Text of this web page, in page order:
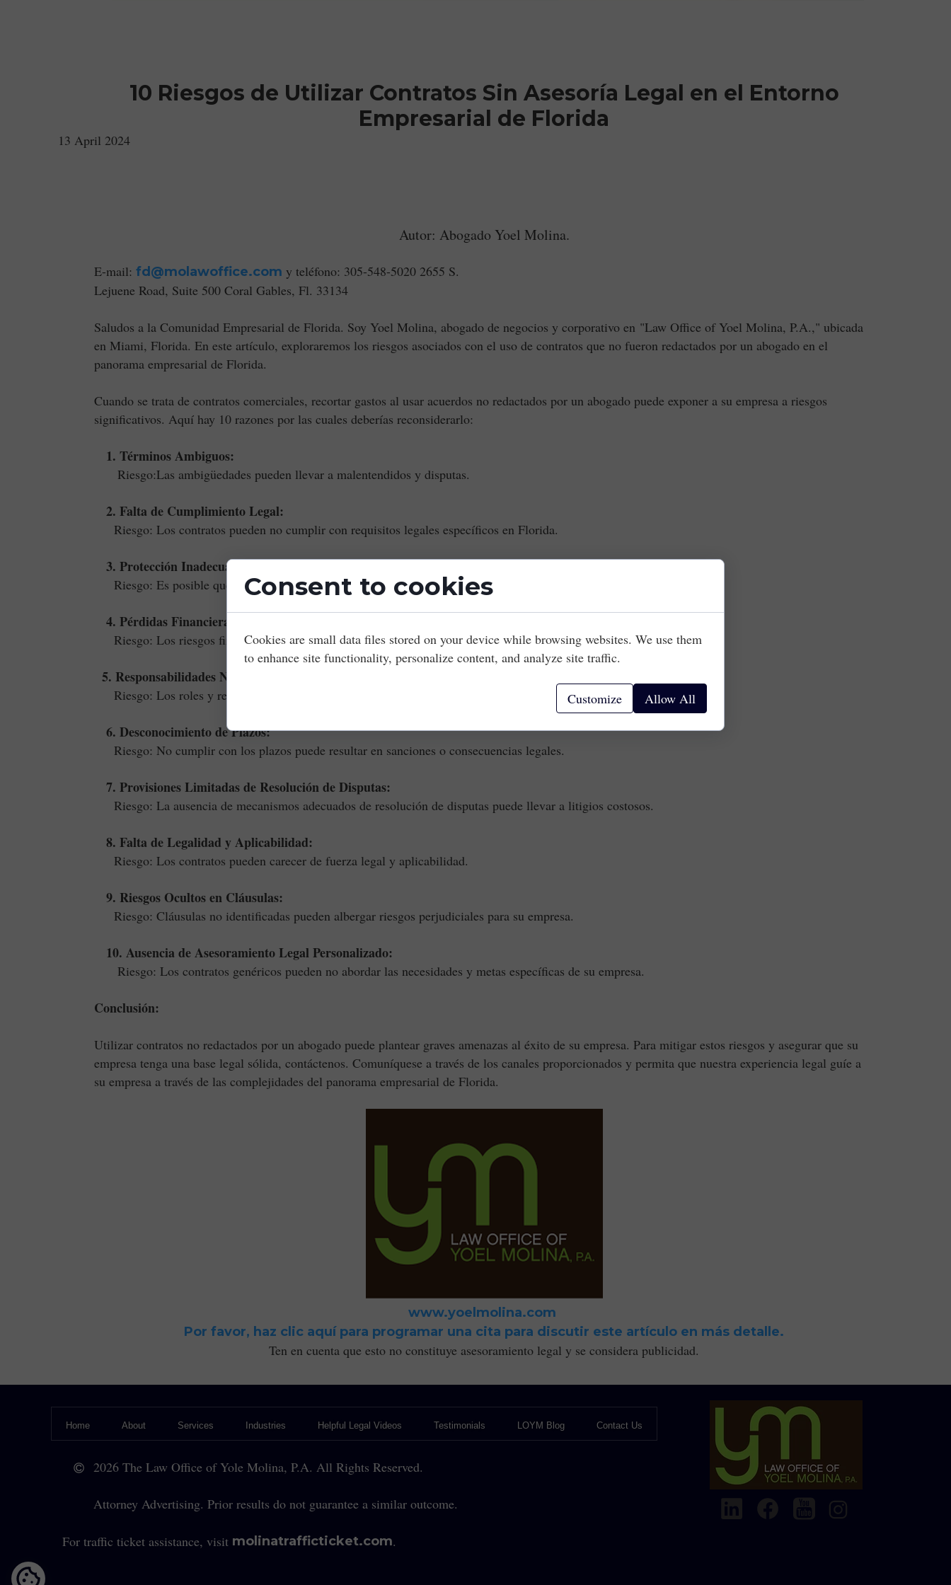
13 April 2024
10 Riesgos de Utilizar Contratos Sin Asesoría Legal en el Entorno
Empresarial de Florida
Autor: Abogado Yoel Molina.
E-mail: fd@molawoffice.com y teléfono: 305-548-5020 2655 S.
Lejuene Road, Suite 500 Coral Gables, Fl. 33134
Saludos a la Comunidad Empresarial de Florida. Soy Yoel Molina, abogado de negocios y corporativo en "Law Office of Yoel Molina, P.A.," ubicada
en Miami, Florida. En este artículo, exploraremos los riesgos asociados con el uso de contratos que no fueron redactados por un abogado en el
panorama empresarial de Florida.
Cuando se trata de contratos comerciales, recortar gastos al usar acuerdos no redactados por un abogado puede exponer a su empresa a riesgos
significativos. Aquí hay 10 razones por las cuales deberías reconsiderarlo:
1. Términos Ambiguos:
Riesgo:Las ambigüedades pueden llevar a malentendidos y disputas.
2. Falta de Cumplimiento Legal:
Riesgo: Los contratos pueden no cumplir con requisitos legales específicos en Florida.
3. Protección Inadecuada de Intereses:
Riesgo: Es posible que sus intereses comerciales no estén adecuadamente protegidos.
4. Pérdidas Financieras:
Riesgo: Los riesgos financieros pueden no abordarse correctamente, lo que lleva a pérdidas imprevistas.
5. Responsabilidades No Definidas:
Riesgo: Los roles y responsabilidades pueden no estar claros, causando problemas operativos.
6. Desconocimiento de Plazos:
Riesgo: No cumplir con los plazos puede resultar en sanciones o consecuencias legales.
7. Provisiones Limitadas de Resolución de Disputas:
Riesgo: La ausencia de mecanismos adecuados de resolución de disputas puede llevar a litigios costosos.
8. Falta de Legalidad y Aplicabilidad:
Riesgo: Los contratos pueden carecer de fuerza legal y aplicabilidad.
9. Riesgos Ocultos en Cláusulas:
Riesgo: Cláusulas no identificadas pueden albergar riesgos perjudiciales para su empresa.
10. Ausencia de Asesoramiento Legal Personalizado:
Riesgo: Los contratos genéricos pueden no abordar las necesidades y metas específicas de su empresa.
Conclusión:
Utilizar contratos no redactados por un abogado puede plantear graves amenazas al éxito de su empresa. Para mitigar estos riesgos y asegurar que su
empresa tenga una base legal sólida, contáctenos. Comuníquese a través de los canales proporcionados y permita que nuestra experiencia legal guíe a
su empresa a través de las complejidades del panorama empresarial de Florida.
www.yoelmolina.com
Por favor, haz clic aquí para programar una cita para discutir este artículo en más detalle.
Ten en cuenta que esto no constituye asesoramiento legal y se considera publicidad.
Strategic Legal Consultation for Latin American Entrepreneurs and Investors in Florida
Home About Services Industries Helpful Legal Videos Testimonials LOYM Blog Contact Us
2026 The Law Office of Yole Molina, P.A. All Rights Reserved.
Attorney Advertising. Prior results do not guarantee a similar outcome.
For traffic ticket assistance, visit molinatrafficticket.com.
Consent to cookies
Cookies are small data files stored on your device while browsing websites. We use them
to enhance site functionality, personalize content, and analyze site traffic.
Customize Allow All